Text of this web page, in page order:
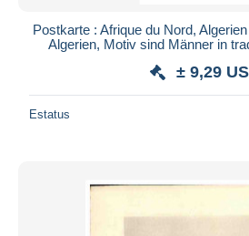
Postkarte : Afrique du Nord,
Algerien, Motiv sind Männer in
± 9,29
Estatus